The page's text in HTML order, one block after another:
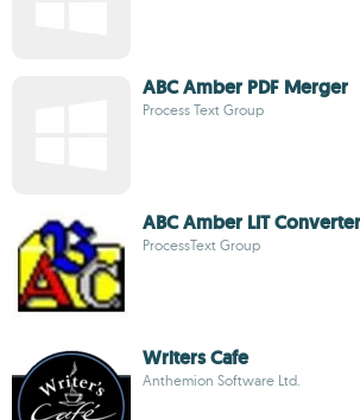
ABC Amber PDF Merger
Process Text Group
ABC Amber LIT Converter
ProcessText Group
Writers Cafe
Anthemion Software Ltd.